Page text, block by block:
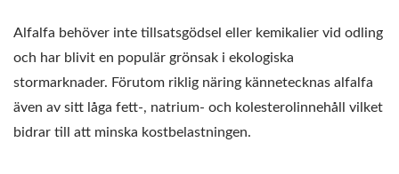
Alfalfa behöver inte tillsatsgödsel eller kemikalier vid odling
och har blivit en populär grönsak i ekologiska
stormarknader. Förutom riklig näring kännetecknas alfalfa
även av sitt låga fett-, natrium- och kolesterolinnehåll vilket
bidrar till att minska kostbelastningen.